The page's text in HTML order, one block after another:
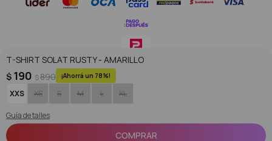
T-SHIRT SOLAT RUSTY - AMARILLO
$ 190 $890 78
XXS XS S M L XL
Guía de talles
COMPRAR
© Copyright 2026 / Superoutlet / FORTER S.A Rut 213720560017